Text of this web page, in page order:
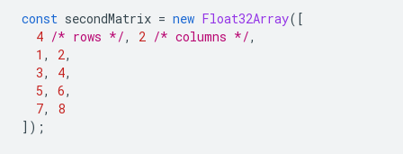
const secondMatrix = new Float32Array([
4 /* rows */, 2 /* columns */,
1 , 2,
3, 4,
5, 6,
7,
8
]);